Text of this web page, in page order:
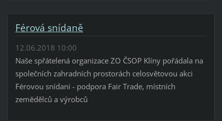
Férová snídaně
12.06.2018 10:00
Naše spřátelená organizace ZO ČSOP Klíny pořádala na
společních zahradních prostorách celosvětovou akci
Férovou snídani - podpora Fair Trade, místních
zemědělců a výrobců